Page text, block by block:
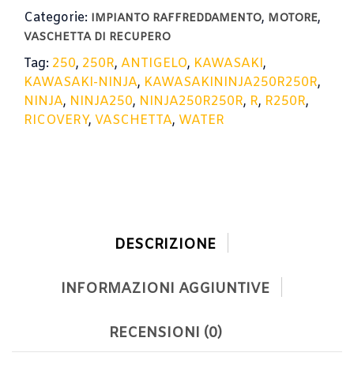
WATER
NINJA
quantità
Categorie: IMPIANTO RAFFREDDAMENTO, MOTORE,
VASCHETTA DI RECUPERO
Tag: 250, 250R, ANTIGELO, KAWASAKI,
KAWASAKI-NINJA, KAWASAKININJA250R250R,
NINJA, NINJA250, NINJA250R250R, R, R250R,
RICOVERY, VASCHETTA, WATER
DESCRIZIONE
INFORMAZIONI AGGIUNTIVE
RECENSIONI (0)